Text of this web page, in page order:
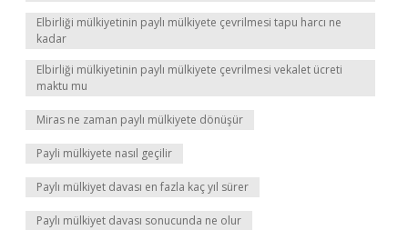
Elbirliği mülkiyetinin paylı mülkiyete çevrilmesi tapu harcı ne
kadar
Elbirliği mülkiyetinin paylı mülkiyete çevrilmesi vekalet ücreti
maktu mu
Miras ne zaman paylı mülkiyete dönüşür
Payli mülkiyete nasıl geçilir
Paylı mülkiyet davası en fazla kaç yıl sürer
Paylı mülkiyet davası sonucunda ne olur